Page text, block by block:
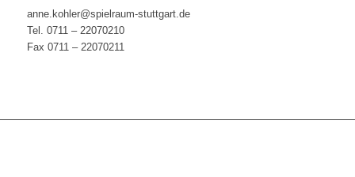
anne.kohler@spielraum-stuttgart.de
Tel. 0711 – 22070210
Fax 0711 – 22070211